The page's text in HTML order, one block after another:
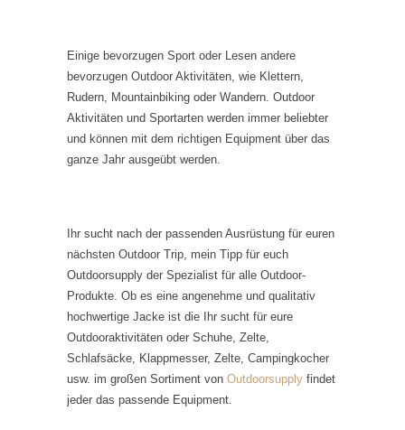
Einige bevorzugen Sport oder Lesen andere
bevorzugen Outdoor Aktivitäten, wie Klettern,
Rudern, Mountainbiking oder Wandern. Outdoor
Aktivitäten und Sportarten werden immer beliebter
und können mit dem richtigen Equipment über das
ganze Jahr ausgeübt werden.
Ihr sucht nach der passenden Ausrüstung für euren
nächsten Outdoor Trip, mein Tipp für euch
Outdoorsupply der Spezialist für alle Outdoor-
Produkte. Ob es eine angenehme und qualitativ
hochwertige Jacke ist die Ihr sucht für eure
Outdooraktivitäten oder Schuhe, Zelte,
Schlafsäcke, Klappmesser, Zelte, Campingkocher
usw. im großen Sortiment von Outdoorsupply findet
jeder das passende Equipment.